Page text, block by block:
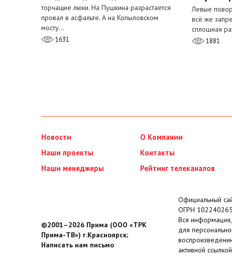
торчащие люки. На Пушкина разрастается
провал в асфальте. А на Копыловском
мосту…
1631
Левые
всё же
сплошная
1881
Новости
Наши проекты
Наши менеджеры
О Компании
Контакты
Рейтинг телеканалов
©2001–2026 Прима (ООО «ТРК
Прима-ТВ») г.Красноярск;
Написать нам письмо
Официальный
ОГРН
Вся
для
активной